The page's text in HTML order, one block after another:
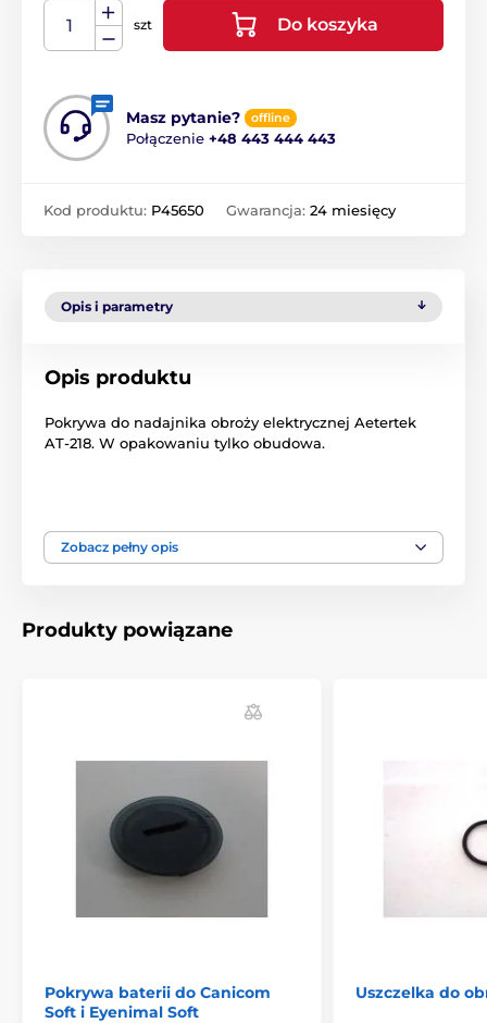
szt Do koszyka
Masz pytanie? offline
Połączenie +48 443 444 443
Kod produktu: P45650 Gwarancja: 24 miesięcy
Opis i parametry
Opis produktu
Pokrywa do nadajnika obroży elektrycznej Aetertek
AT-218. W opakowaniu tylko obudowa.
Akcesoria do obroży treningowych
Zobacz pełny opis
Produkty powiązane
Pokrywa baterii do Canicom
Soft i Eyenimal Soft
Uszczelka do